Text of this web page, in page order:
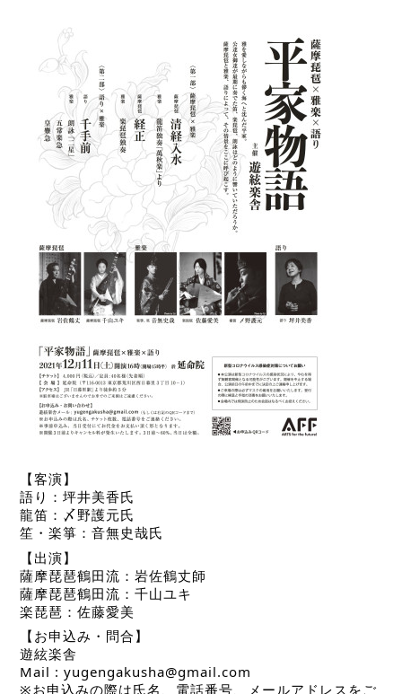
【客演】
語り：坪井美香氏
龍笛：〆野護元氏
笙・楽箏：音無史哉氏
【出演】
薩摩琵琶鶴田流：岩佐鶴丈師
薩摩琵琶鶴田流：千山ユキ
楽琵琶：佐藤愛美
【お申込み・問合】
遊絃楽舎
Mail : yugengakusha@gmail.com
※お申込みの際は氏名、電話番号、メールアドレスをご